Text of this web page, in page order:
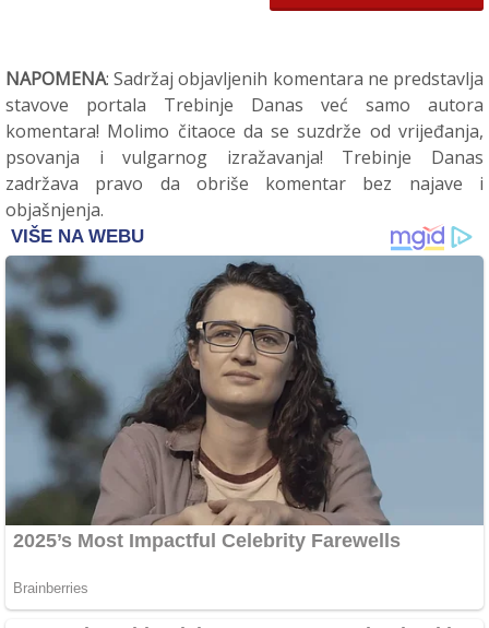
NAPOMENA: Sadržaj objavljenih komentara ne predstavlja
stavove portala Trebinje Danas već samo autora
komentara! Molimo čitaoce da se suzdrže od vrijeđanja,
psovanja i vulgarnog izražavanja! Trebinje Danas
zadržava pravo da obriše komentar bez najave i
objašnjenja.